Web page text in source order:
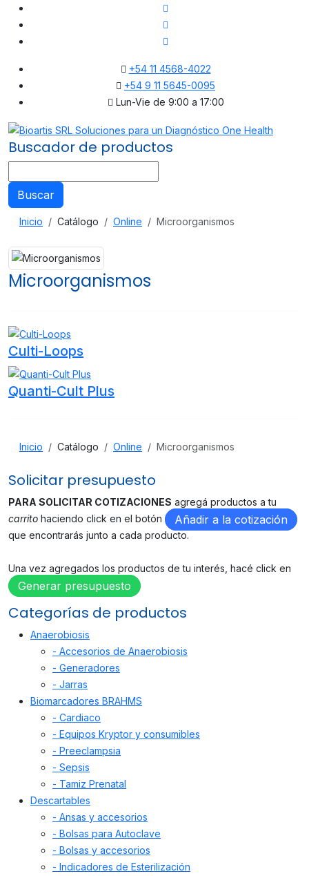
+54 11 4568-4022
+54 9 11 5645-0095
Lun-Vie de 9:00 a 17:00
Buscador de productos
Buscar
Inicio Catálogo Online Microorganismos
Microorganismos
Culti-Loops
Quanti-Cult Plus
Inicio Catálogo Online Microorganismos
Solicitar presupuesto
PARA SOLICITAR COTIZACIONES agregá productos a tu
carrito haciendo click en el botón Añadir a la cotización
que encontrarás junto a cada producto.
Una vez agregados los productos de tu interés, hacé click en
Generar presupuesto
Categorías de productos
Anaerobiosis
- Accesorios de Anaerobiosis
- Generadores
- Jarras
Biomarcadores BRAHMS
- Cardiaco
- Equipos Kryptor y consumibles
- Preeclampsia
- Sepsis
- Tamiz Prenatal
Descartables
- Ansas y accesorios
- Bolsas para Autoclave
- Bolsas y accesorios
- Indicadores de Esterilización